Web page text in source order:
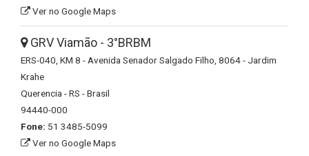
Ver no Google Maps
GRV Viamão - 3°BRBM
ERS-040, KM 8 - Avenida Senador Salgado Filho, 8064 - Jardim
Krahe
Querencia - RS - Brasil
94440-000
Fone: 51 3485-5099
Ver no Google Maps